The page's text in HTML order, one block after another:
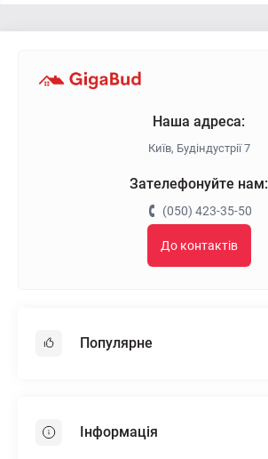
Наша адреса:
Київ, Будіндустрії 7
Зателефонуйте нам:
(050) 423-35-50
До контактів
Популярне
Пінопласт
Інформація